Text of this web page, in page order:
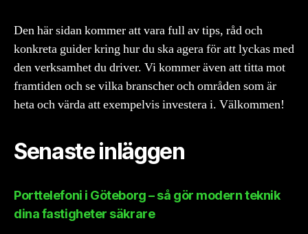
Den här sidan kommer att vara full av tips, råd och
konkreta guider kring hur du ska agera för att lyckas med
den verksamhet du driver. Vi kommer även att titta mot
framtiden och se vilka branscher och områden som är
heta och värda att exempelvis investera i. Välkommen!
Senaste inläggen
Porttelefoni i Göteborg – så gör modern teknik
dina fastigheter säkrare